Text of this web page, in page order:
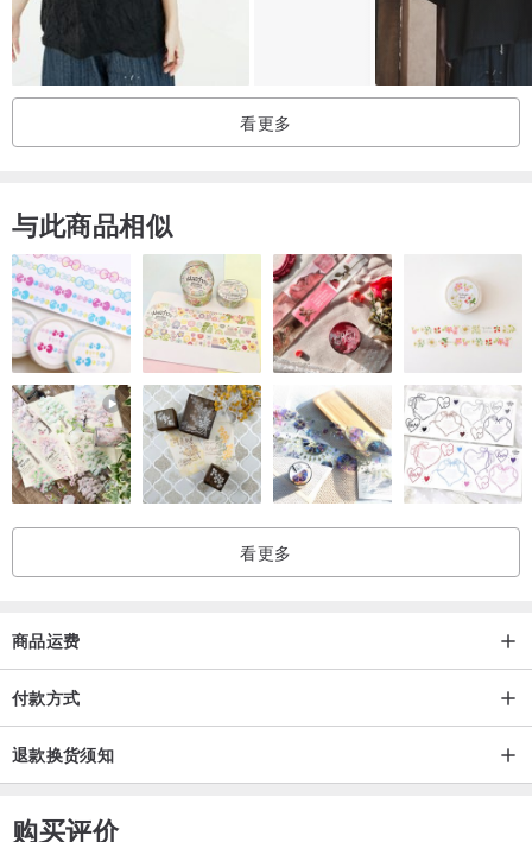
男女皆宜的剪裁版型强调穿着舒适感
方便活动、日常搭配也非常容易
经典的刺绣小LOGO图样存在感十足🎎
与纯棉质素材相映成趣散发随兴风格
TAIWAN
看更多
与此商品相似
看更多
商品运费
付款方式
退款换货须知
购买评价